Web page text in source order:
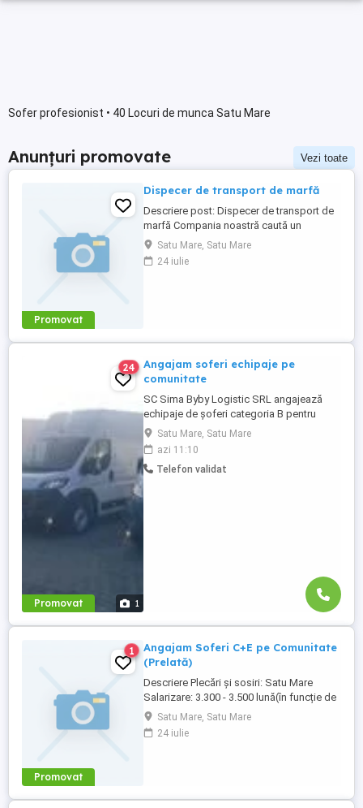
Sofer profesionist • 40 Locuri de munca Satu Mare
Anunțuri promovate Vezi toate
Promovat
Dispecer de transport de marfă
Descriere post: Dispecer de transport de
marfă Compania noastră caută un
Dispecer de transport de marfă
responsabil și dedicat pentru a se alătura
echipei noastre din departamentul de
Satu Mare, Satu Mare
24 iulie
Promovat 1
24
Angajam soferi echipaje pe
comunitate
SC Sima Byby Logistic SRL angajează
echipaje de șoferi categoria B pentru
transport internațional (comunitate)!
Căutăm echipaje formate din 2 șoferi,
posesori ai permisului categoria B, pentru
transport internațional de marfă. Oferim:
Satu Mare, Satu Mare
azi 11:10
Telefon validat
Promovat
1
Angajam Soferi C+E pe Comunitate
(Prelată)
Descriere Plecări și sosiri: Satu Mare
Salarizare: 3.300 - 3.500 lună(în funcție de
rută). Plata în două tranșe (pe 10 și 25 ale
lunii), în cont de Euro. Contract de
România, cu toată suma (salariu + diurnă).
Satu Mare, Satu Mare
24 iulie